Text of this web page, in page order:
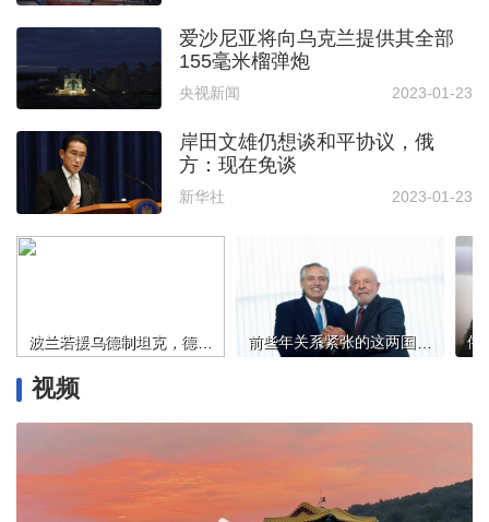
爱沙尼亚将向乌克兰提供其全部
155毫米榴弹炮
央视新闻 2023-01-23
岸田文雄仍想谈和平协议，俄
方：现在免谈
新华社 2023-01-23
波兰若援乌德制坦克，德国“不拦着”？ 前些年关系紧张的这两国，总统即将会晤！或宣布重要消息
视频